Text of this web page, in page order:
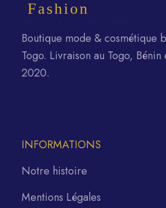
Boutique mode & cosmétique
Togo. Livraison au Togo,
2020.
INFORMATIONS
Notre histoire
Mentions Légales